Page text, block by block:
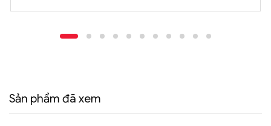
Sản phẩm đã xem